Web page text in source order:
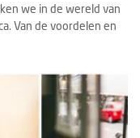
we in de wereld van
Van de voordelen en